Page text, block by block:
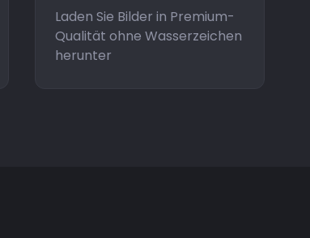
Laden Sie Bilder in Premium-
Qualität ohne Wasserzeichen
herunter